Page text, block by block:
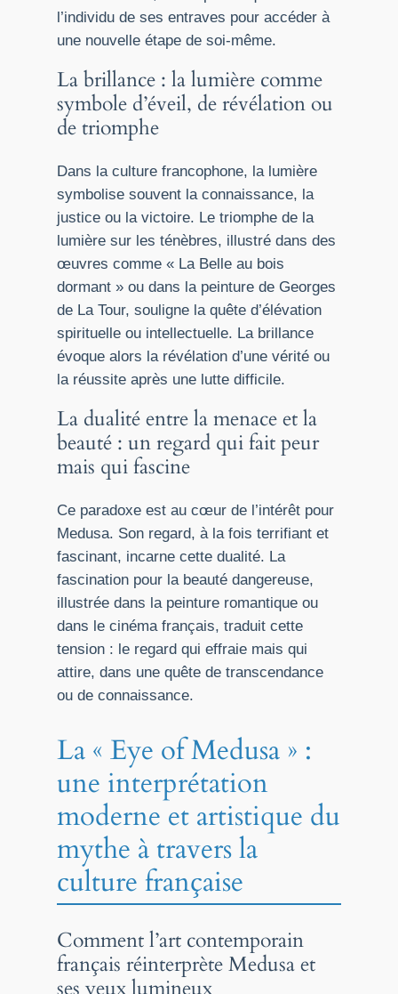
l’individu de ses entraves pour accéder à
une nouvelle étape de soi-même.
La brillance : la lumière comme
symbole d’éveil, de révélation ou
de triomphe
Dans la culture francophone, la lumière
symbolise souvent la connaissance, la
justice ou la victoire. Le triomphe de la
lumière sur les ténèbres, illustré dans des
œuvres comme « La Belle au bois
dormant » ou dans la peinture de Georges
de La Tour, souligne la quête d’élévation
spirituelle ou intellectuelle. La brillance
évoque alors la révélation d’une vérité ou
la réussite après une lutte difficile.
La dualité entre la menace et la
beauté : un regard qui fait peur
mais qui fascine
Ce paradoxe est au cœur de l’intérêt pour
Medusa. Son regard, à la fois terrifiant et
fascinant, incarne cette dualité. La
fascination pour la beauté dangereuse,
illustrée dans la peinture romantique ou
dans le cinéma français, traduit cette
tension : le regard qui effraie mais qui
attire, dans une quête de transcendance
ou de connaissance.
La « Eye of Medusa » :
une interprétation
moderne et artistique du
mythe à travers la
culture française
Comment l’art contemporain
français réinterprète Medusa et
ses yeux lumineux